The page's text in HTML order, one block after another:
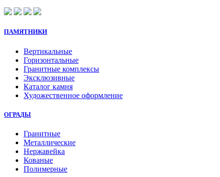
ПАМЯТНИКИ
Вертикальные
Горизонтальные
Гранитные комплексы
Эксклюзивные
Каталог камня
Художественное оформление
ОГРАДЫ
Гранитные
Металлические
Нержавейка
Кованые
Полимерные